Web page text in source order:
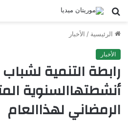
بحث
الرئيسية / الأخبار
الأخبار
رابطة التنمية
أنشطتهاالسنوية
الرمضاني لهذاالعام